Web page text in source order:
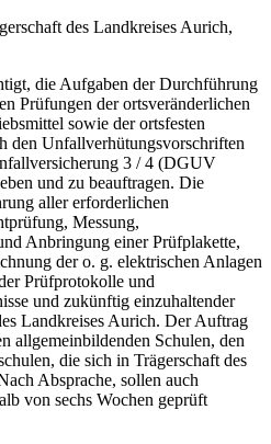
des Landkreises Aurich,
die Aufgaben der Durchführung
Prüfungen der ortsveränderlichen
sowie der ortsfesten
den Unfallverhütungsvorschriften
3 / 4 (DGUV
und zu beauftragen. Die
aller erforderlichen
Messung,
Anbringung einer Prüfplakette,
der o. g. elektrischen Anlagen
Prüfprotokolle und
und zukünftig einzuhaltender
Landkreises Aurich. Der Auftrag
allgemeinbildenden Schulen, den
die sich in Trägerschaft des
Absprache, sollen auch
von sechs Wochen geprüft